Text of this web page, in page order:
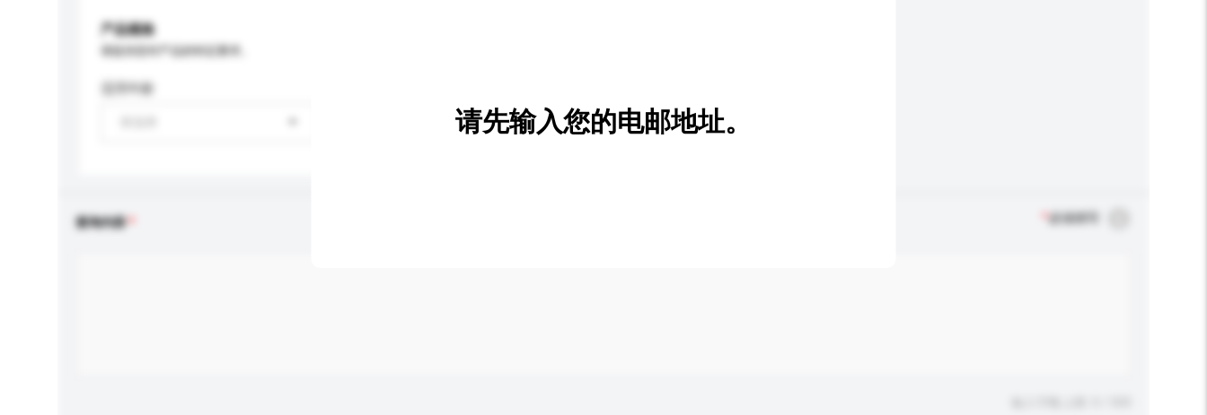
产品规格
适用年龄
新增/删除选项
查询内容 必须填写
请先输入您的电邮地址。